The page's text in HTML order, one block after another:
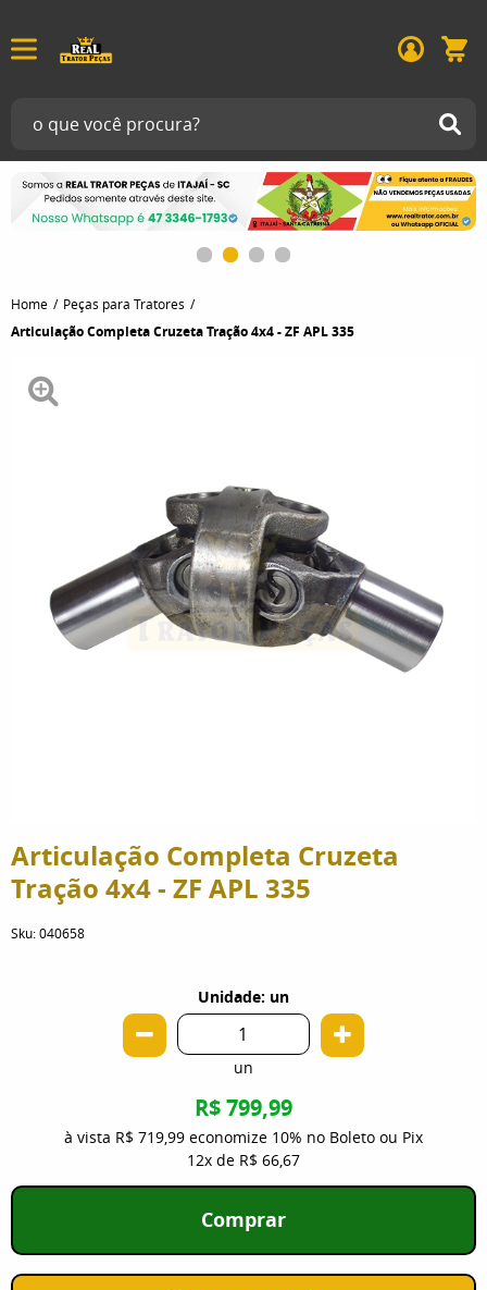
Home Peças para Tratores
Articulação Completa Cruzeta Tração 4x4 - ZF APL 335
Articulação Completa Cruzeta
Tração 4x4 - ZF APL 335
Sku:040658
Unidade: un
un
R$ 799,99
à vista R$ 719,99 economize 10% no Boleto ou Pix
12x de R$ 66,67
Comprar